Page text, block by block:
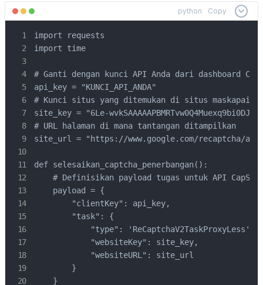
python Copy
import requests
import time
# Ganti dengan kunci API Anda dari dashboard
api_key = "KUNCI_API_ANDA"
# Kunci situs yang ditemukan di situs maskapai
site_key = "6Le-
# URL halaman di mana tantangan ditampilkan
site_url = "https://www.google.com/recaptcha/
def selesaikan_captcha_penerbangan():
# Definisikan payload tugas untuk API
    payload = {
        "clientKey": api_key,
        "task": {
            "type": 'ReCaptchaV2TaskProxyLess',
            "websiteKey": site_key,
            "websiteURL": site_url
        }
    }